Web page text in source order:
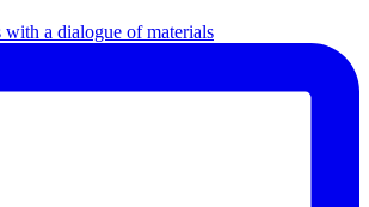
a dialogue of materials